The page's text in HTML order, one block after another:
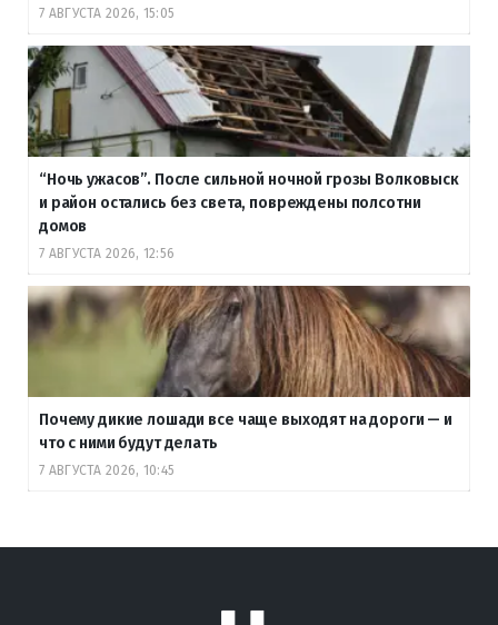
7 АВГУСТА 2026, 15:05
“Ночь ужасов”. После сильной ночной грозы Волковыск
и район остались без света, повреждены полсотни
домов
7 АВГУСТА 2026, 12:56
Почему дикие лошади все чаще выходят на дороги — и
что с ними будут делать
7 АВГУСТА 2026, 10:45